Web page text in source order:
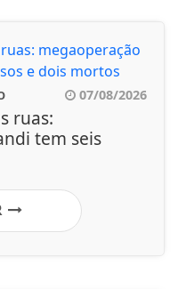
07/08/2026
ruas:
tem seis